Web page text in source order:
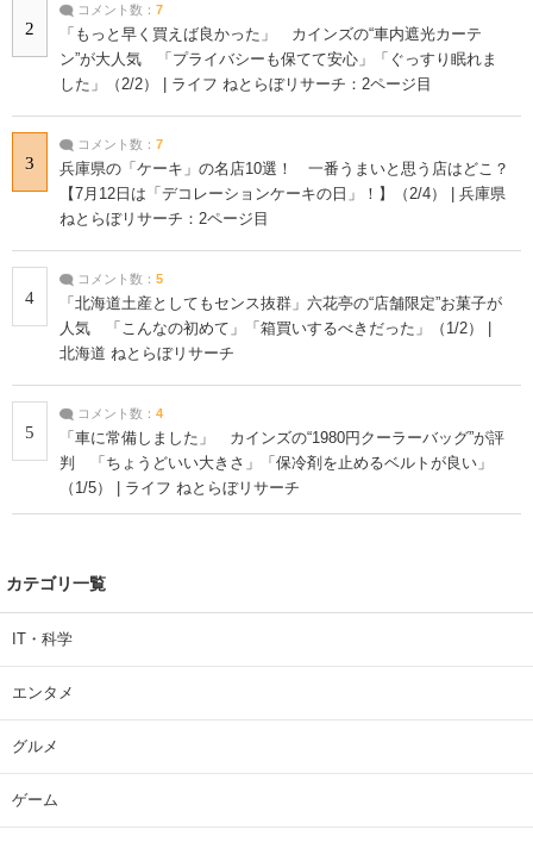
2
コメント数： 7
「もっと早く買えば良かった」 カインズの“車内遮光カーテ
ン”が大人気 「プライバシーも保てて安心」「ぐっすり眠れま
した」（2/2） | ライフ ねとらぼリサーチ：2ページ目
3
コメント数： 7
兵庫県の「ケーキ」の名店10選！ 一番うまいと思う店はどこ？
【7月12日は「デコレーションケーキの日」！】（2/4） | 兵庫県
ねとらぼリサーチ：2ページ目
4
コメント数： 5
「北海道土産としてもセンス抜群」六花亭の“店舗限定”お菓子が
人気 「こんなの初めて」「箱買いするべきだった」（1/2） |
北海道 ねとらぼリサーチ
5
コメント数： 4
「車に常備しました」 カインズの“1980円クーラーバッグ”が評
判 「ちょうどいい大きさ」「保冷剤を止めるベルトが良い」
（1/5） | ライフ ねとらぼリサーチ
カテゴリ一覧
IT・科学
エンタメ
グルメ
ゲーム